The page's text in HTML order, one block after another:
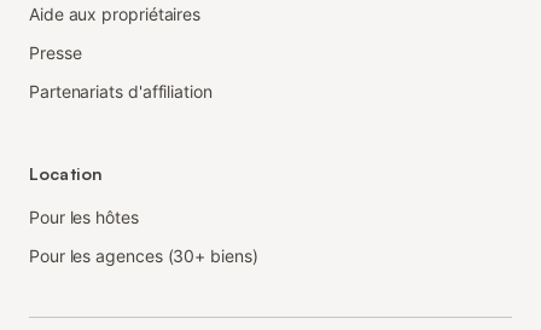
Aide aux propriétaires
Presse
Partenariats d'affiliation
Location
Pour les hôtes
Pour les agences (30+ biens)